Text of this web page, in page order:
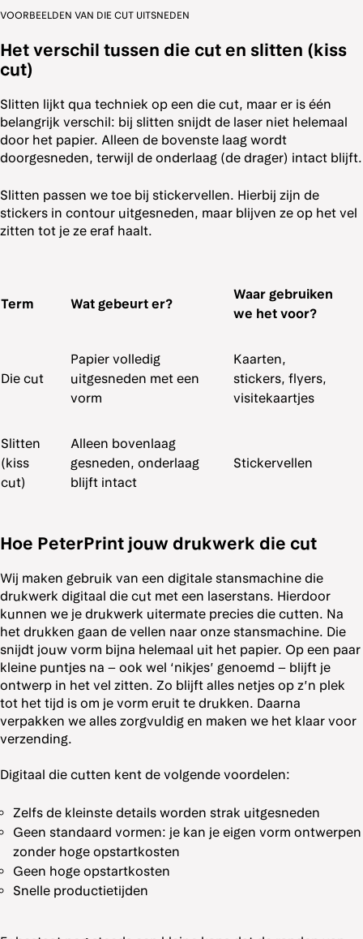
VOORBEELDEN VAN DIE CUT UITSNEDEN
Het verschil tussen die cut en slitten (kiss
cut)
Slitten lijkt qua techniek op een die cut, maar er is één
belangrijk verschil: bij slitten snijdt de laser niet helemaal
door het papier. Alleen de bovenste laag wordt
doorgesneden, terwijl de onderlaag (de drager) intact blijft.
Slitten passen we toe bij stickervellen. Hierbij zijn de
stickers in contour uitgesneden, maar blijven ze op het vel
zitten tot je ze eraf haalt.
Term Wat gebeurt er?
Waar gebruiken
we het voor?
Die cut
Papier volledig
uitgesneden met een
vorm
Kaarten,
stickers, flyers,
visitekaartjes
Slitten
(kiss
cut)
Alleen bovenlaag
gesneden, onderlaag
blijft intact
Stickervellen
Hoe PeterPrint jouw drukwerk die cut
Wij maken gebruik van een digitale stansmachine die
drukwerk digitaal die cut met een laserstans. Hierdoor
kunnen we je drukwerk uitermate precies die cutten. Na
het drukken gaan de vellen naar onze stansmachine. Die
snijdt jouw vorm bijna helemaal uit het papier. Op een paar
kleine puntjes na – ook wel ‘nikjes’ genoemd – blijft je
ontwerp in het vel zitten. Zo blijft alles netjes op z’n plek
tot het tijd is om je vorm eruit te drukken. Daarna
verpakken we alles zorgvuldig en maken we het klaar voor
verzending.
Digitaal die cutten kent de volgende voordelen:
Zelfs de kleinste details worden strak uitgesneden
Geen standaard vormen: je kan je eigen vorm ontwerpen
zonder hoge opstartkosten
Geen hoge opstartkosten
Snelle productietijden